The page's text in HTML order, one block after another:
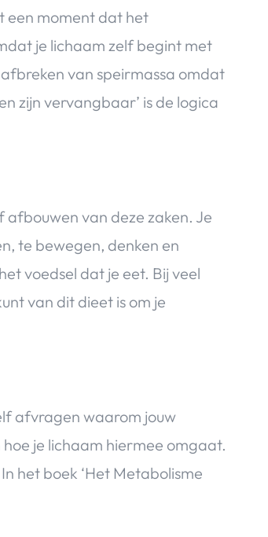
een moment dat het
je lichaam zelf begint met
van speirmassa omdat
zijn vervangbaar’ is de logica
van deze zaken. Je
te bewegen, denken en
voedsel dat je eet. Bij veel
van dit dieet is om je
afvragen waarom jouw
je lichaam hiermee omgaat.
het boek ‘Het Metabolisme